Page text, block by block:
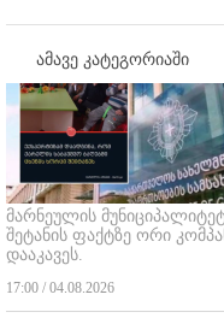
ამავე კატეგორიაში
მარნეულის
შეტანის ფაქტზე ორი
დააკავეს.
17:00 / 04.08.2026